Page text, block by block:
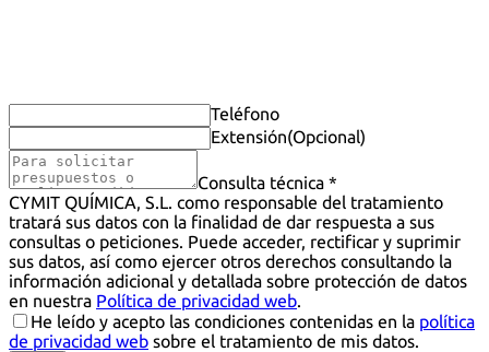
Teléfono
Extensión(Opcional)
Consulta técnica *
CYMIT QUÍMICA, S.L. como responsable del tratamiento
tratará sus datos con la finalidad de dar respuesta a sus
consultas o peticiones. Puede acceder, rectificar y suprimir
sus datos, así como ejercer otros derechos consultando la
información adicional y detallada sobre protección de datos
en nuestra Política de privacidad web.
He leído y acepto las condiciones contenidas en la política
de privacidad web sobre el tratamiento de mis datos.